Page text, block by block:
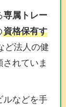
専属トレー
資格保有す
ど法人の健
れていま
ルなどを手